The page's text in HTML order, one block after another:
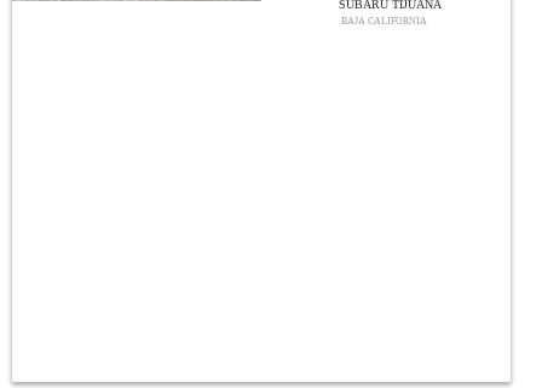
SUBARU TIJUANA
BAJA CALIFORNIA